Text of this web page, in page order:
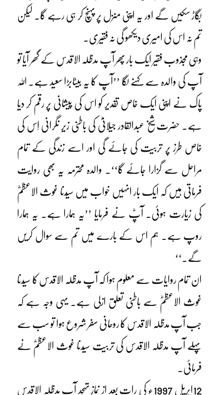
بگاڑ سکیں گے اور یہ اپنی منزل پر پہنچ کر ہی رہے گا۔ لیکن
تم نہ اس کی امیری دیکھو گی نہ فقیری۔
وہی مجذوب فقیر ایک بار پھر آپ مدظلہ الاقدس کے گھر آیا تو
آپ کی والدہ سے کہنے لگا ’’آپ کا یہ بیٹابڑا سعید ہے۔ اللہ
پاک نے اپنی ایک خاص تقدیر کو اس کی پیشانی پر رقم کر دیا
ہے۔ حضرت شیخ عبدالقادر جیلانیؓ کی باطنی زیر نگرانی اِس کی
خاص طرز پر تربیت کی جائے گی اور اسے زندگی کے تمام
مراحل سے گزارا جائے گا‘‘۔ والدہ محترمہ یہ بھی روایت
فرماتی ہیں کہ ایک بار انہیں خواب میں سیّدنا غوث الاعظمؓ
کی زیارت ہوئی۔ آپؓ نے فرمایا ’’یہ ہمارا ہے۔ یہ ہمارا
روپ ہے۔ ہم اس کے بارے میں تم سے سوال کریں
گے۔‘‘
ان تمام روایات سے معلوم ہوا کہ آپ مدظلہ الاقدس کا سیّدنا
غوث الاعظمؓ سے باطنی تعلق ازلی ہے۔ یہی وجہ ہے کہ
جب آپ مدظلہ الاقدس کا روحانی سفر شروع ہوا تو سب سے
پہلے آپ مدظلہ الاقدس کی تربیت سیّدنا غوث الاعظمؓ نے
فرمائی۔
12اپریل 1997ء کی رات بعد از نمازِ تہجد آپ مدظلہ الاقدس